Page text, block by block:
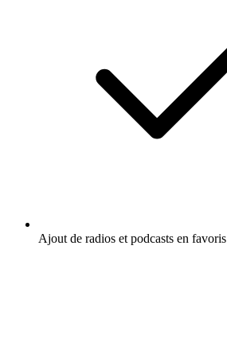
Ajout de radios et podcasts en favoris